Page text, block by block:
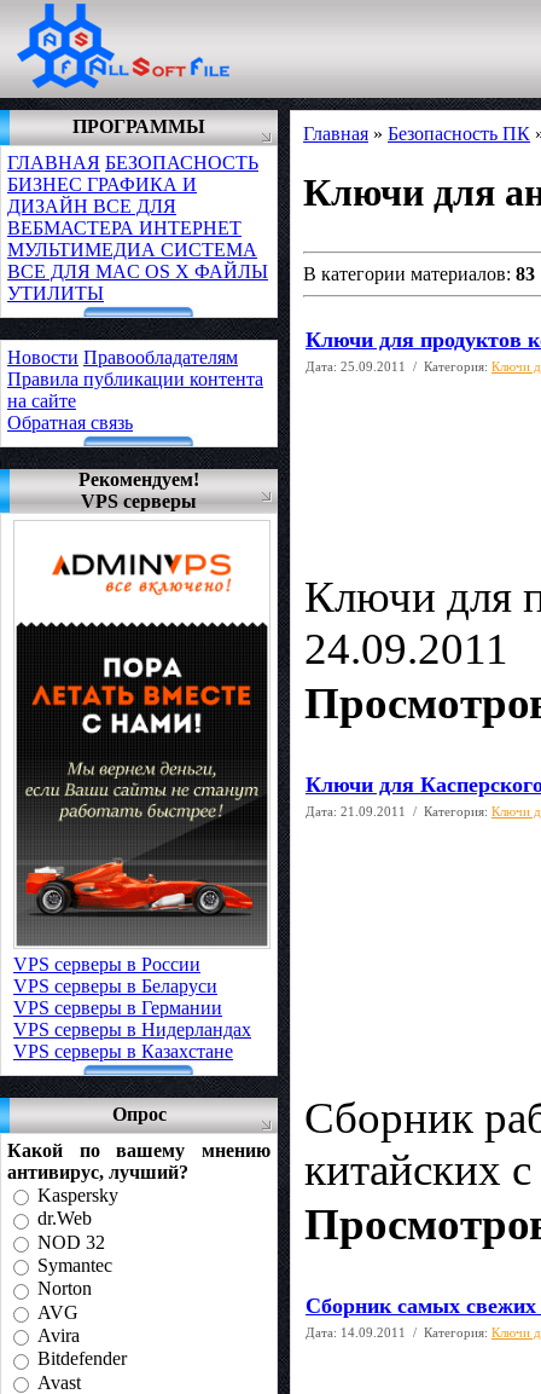
ПРОГРАММЫ
ГЛАВНАЯ БЕЗОПАСНОСТЬ
БИЗНЕС ГРАФИКА И
ДИЗАЙН ВСЕ ДЛЯ
ВЕБМАСТЕРА ИНТЕРНЕТ
МУЛЬТИМЕДИА СИСТЕМА
ВСЕ ДЛЯ MAC OS X ФАЙЛЫ
УТИЛИТЫ
Новости Правообладателям
Правила публикации контента
на сайте
Обратная связь
Рекомендуем!
VPS серверы
VPS серверы в России
VPS серверы в Беларуси
VPS серверы в Германии
VPS серверы в Нидерландах
VPS серверы в Казахстане
Опрос
Какой по вашему мнению
антивирус, лучший?
Kaspersky
dr.Web
NOD 32
Symantec
Norton
AVG
Avira
Bitdefender
Avast
Главная » Безопасность ПК
Ключи для
В категории материалов: 83
Ключи для продуктов
Дата: 25.09.2011 / Категория: Ключи
Ключи для
24.09.2011
Ключи для
Дата: 21.09.2011 / Категория: Ключи
Сборник
китайских
Сборник самых свежих
Дата: 14.09.2011 / Категория: Ключи